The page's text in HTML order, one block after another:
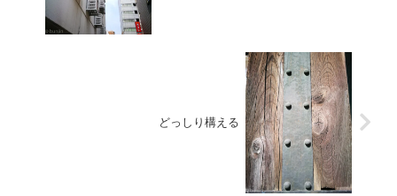
どっしり構える